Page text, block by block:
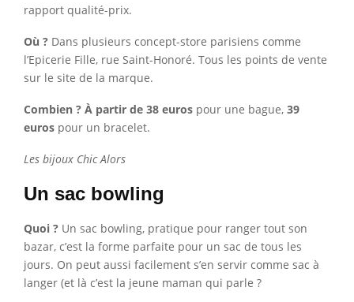
rapport qualité-prix.
Où ? Dans plusieurs concept-store parisiens comme
l’Epicerie Fille, rue Saint-Honoré. Tous les points de vente
sur le site de la marque.
Combien ? À partir de 38 euros pour une bague, 39
euros pour un bracelet.
Les bijoux Chic Alors
Un sac bowling
Quoi ? Un sac bowling, pratique pour ranger tout son
bazar, c’est la forme parfaite pour un sac de tous les
jours. On peut aussi facilement s’en servir comme sac à
langer (et là c’est la jeune maman qui parle ?